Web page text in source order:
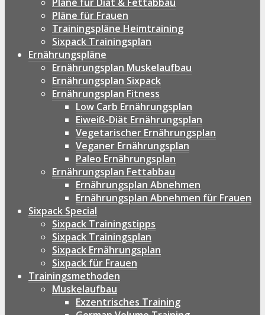
Pläne für Frauen
Trainingspläne Heimtraining
Sixpack Trainingsplan
Ernährungspläne
Ernährungsplan Muskelaufbau
Ernährungsplan Sixpack
Ernährungsplan Fitness
Low Carb Ernährungsplan
Eiweiß-Diät Ernährungsplan
Vegetarischer Ernährungsplan
Veganer Ernährungsplan
Paleo Ernährungsplan
Ernährungsplan Fettabbau
Ernährungsplan Abnehmen
Ernährungsplan Abnehmen für Frauen
Sixpack Special
Sixpack Trainingstipps
Sixpack Trainingsplan
Sixpack Ernährungsplan
Sixpack für Frauen
Trainingsmethoden
Muskelaufbau
Exzentrisches Training